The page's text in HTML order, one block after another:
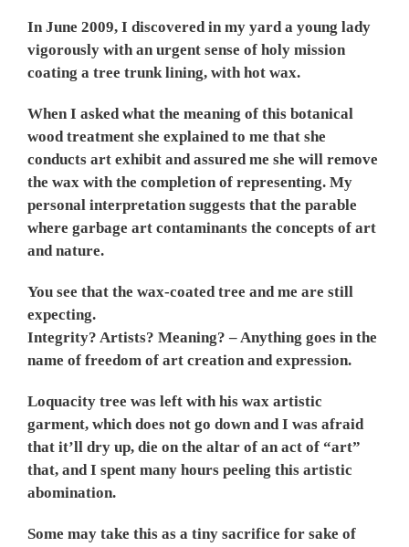
In June 2009, I discovered in my yard a young lady
vigorously with an urgent sense of holy mission
coating a tree trunk lining, with hot wax.
When I asked what the meaning of this botanical
wood treatment she explained to me that she
conducts art exhibit and assured me she will remove
the wax with the completion of representing. My
personal interpretation suggests that the parable
where garbage art contaminants the concepts of art
and nature.
You see that the wax-coated tree and me are still
expecting.
Integrity? Artists? Meaning? – Anything goes in the
name of freedom of art creation and expression.
Loquacity tree was left with his wax artistic
garment, which does not go down and I was afraid
that it’ll dry up, die on the altar of an act of “art”
that, and I spent many hours peeling this artistic
abomination.
Some may take this as a tiny sacrifice for sake of